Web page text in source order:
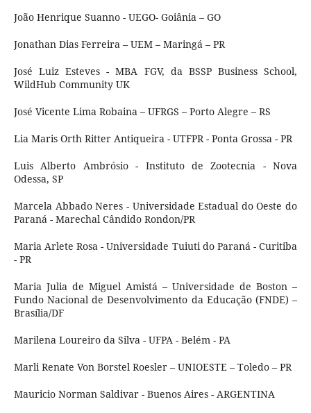
João Henrique Suanno - UEGO- Goiânia – GO
Jonathan Dias Ferreira – UEM – Maringá – PR
José Luiz Esteves - MBA FGV, da BSSP Business School,
WildHub Community UK
José Vicente Lima Robaina – UFRGS – Porto Alegre – RS
Lia Maris Orth Ritter Antiqueira - UTFPR - Ponta Grossa - PR
Luis Alberto Ambrósio - Instituto de Zootecnia - Nova
Odessa, SP
Marcela Abbado Neres - Universidade Estadual do Oeste do
Paraná - Marechal Cândido Rondon/PR
Maria Arlete Rosa - Universidade Tuiuti do Paraná - Curitiba
- PR
Maria Julia de Miguel Amistá – Universidade de Boston –
Fundo Nacional de Desenvolvimento da Educação (FNDE) –
Brasília/DF
Marilena Loureiro da Silva - UFPA - Belém - PA
Marli Renate Von Borstel Roesler – UNIOESTE – Toledo – PR
Mauricio Norman Saldivar - Buenos Aires - ARGENTINA